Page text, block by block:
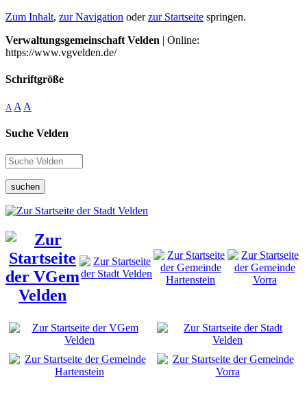
Zum Inhalt, zur Navigation oderzur Startseite springen.
Verwaltungsgemeinschaft Velden | Online:
https://www.vgvelden.de/
Schriftgröße
A A A
Suche Velden
suchen